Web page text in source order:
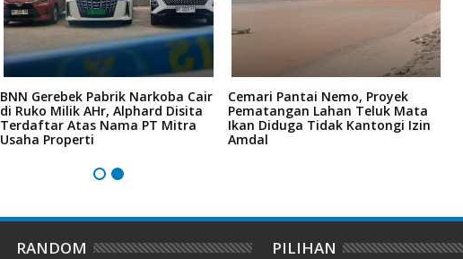
BNN Gerebek Pabrik Narkoba Cair
di Ruko Milik AHr, Alphard Disita
Terdaftar Atas Nama PT Mitra
Usaha Properti
Cemari Pantai Nemo, Proyek
Pematangan Lahan Teluk Mata
Ikan Diduga Tidak Kantongi Izin
Amdal
RANDOM PILIHAN